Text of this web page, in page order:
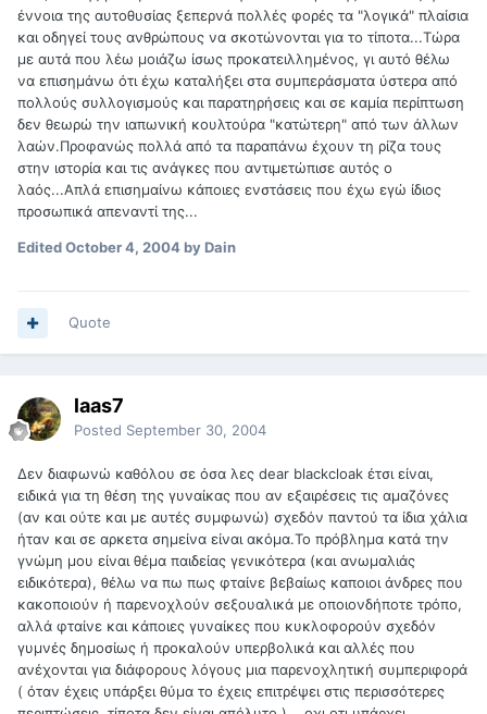
έννοια της αυτοθυσίας ξεπερνά πολλές φορές τα "λογικά" πλαίσια
και οδηγεί τους ανθρώπους να σκοτώνονται για το τίποτα...Τώρα
με αυτά που λέω μοιάζω ίσως προκατειλλημένος, γι αυτό θέλω
να επισημάνω ότι έχω καταλήξει στα συμπεράσματα ύστερα από
πολλούς συλλογισμούς και παρατηρήσεις και σε καμία περίπτωση
δεν θεωρώ την ιαπωνική κουλτούρα "κατώτερη" από των άλλων
λαών.Προφανώς πολλά από τα παραπάνω έχουν τη ρίζα τους
στην ιστορία και τις ανάγκες που αντιμετώπισε αυτός ο
λαός...Απλά επισημαίνω κάποιες ενστάσεις που έχω εγώ ίδιος
προσωπικά απεναντί της...
EditedOctober 4, 2004by Dain
Quote
laas7
Posted September 30, 2004
Δεν διαφωνώ καθόλου σε όσα λες dear blackcloak έτσι είναι,
ειδικά για τη θέση της γυναίκας που αν εξαιρέσεις τις αμαζόνες
(αν και ούτε και με αυτές συμφωνώ) σχεδόν παντού τα ίδια χάλια
ήταν και σε αρκετα σημείνα είναι ακόμα.Το πρόβλημα κατά την
γνώμη μου είναι θέμα παιδείας γενικότερα (και ανωμαλιάς
ειδικότερα), θέλω να πω πως φταίνε βεβαίως καποιοι άνδρες που
κακοποιούν ή παρενοχλούν σεξουαλικά με οποιονδήποτε τρόπο,
αλλά φταίνε και κάποιες γυναίκες που κυκλοφορούν σχεδόν
γυμνές δημοσίως ή προκαλούν υπερβολικά και αλλές που
ανέχονται για διάφορους λόγους μια παρενοχλητική συμπεριφορά
( όταν έχεις υπάρξει θύμα το έχεις επιτρέψει στις περισσότερες